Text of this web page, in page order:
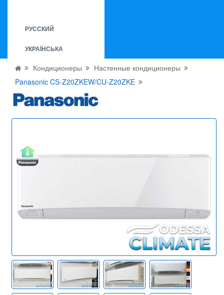
РУССКИЙ
УКРАЇНСЬКА
Кондиционеры
Настенные кондиционеры
Panasonic CS-Z20ZKEW/CU-Z20ZKE